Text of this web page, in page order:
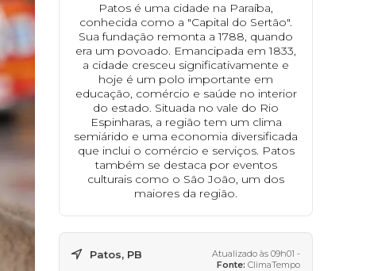
Patos é uma cidade na Paraíba,
conhecida como a "Capital do Sertão".
Sua fundação remonta a 1788, quando
era um povoado. Emancipada em 1833,
a cidade cresceu significativamente e
hoje é um polo importante em
educação, comércio e saúde no interior
do estado. Situada no vale do Rio
Espinharas, a região tem um clima
semiárido e uma economia diversificada
que inclui o comércio e serviços. Patos
também se destaca por eventos
culturais como o São João, um dos
maiores da região.
Patos, PB
Atualizado às 09h01 -
Fonte: ClimaTempo